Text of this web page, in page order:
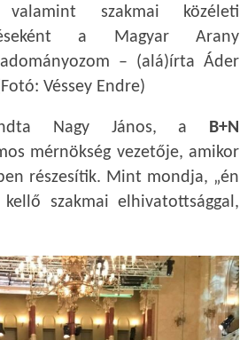
valamint szakmai közéleti
a Magyar Arany
– (alá)írta Áder
Véssey Endre)
Nagy János, a B+N
mérnökség vezetője, amikor
részesítik. Mint mondja, „én
szakmai elhivatottsággal,